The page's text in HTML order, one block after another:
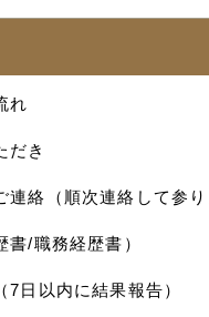
れ
だき
絡（順次連絡して参り
/職務経歴書）
日以内に結果報告）